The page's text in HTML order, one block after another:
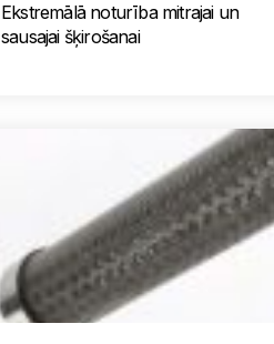
Ekstremālā noturība mitrajai un
sausajai šķirošanai